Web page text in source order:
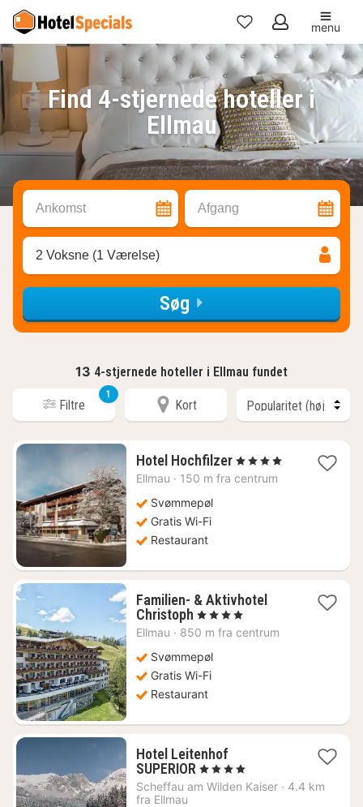
Mine
favoritter
menu
Find 4-stjernede hoteller i
Ellmau
Ankomst Afgang
2 Voksne (1 Værelse)
Søg
13 4-stjernede hoteller i Ellmau fundet
Filtre
1
Kort
Hotel Hochfilzer1
nat
, 4 Stjerner
Ellmau · 150 m fra centrum
Svømmepøl
Gratis Wi-Fi
Restaurant
Familien- & Aktivhotel
Christoph 1
nat
2641
kr.
, 4 Stjerner
Ellmau · 850 m fra centrum
Svømmepøl
Gratis Wi-Fi
Restaurant
Hotel Leitenhof
SUPERIOR 1
nat
, 4 Stjerner
Scheffau am Wilden Kaiser · 4.4 km
fra Ellmau